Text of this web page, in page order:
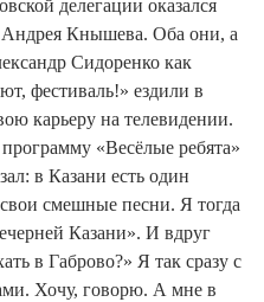
делегации оказался
Кнышева. Оба они, а
Сидоренко как
фестиваль!» ­ездили в
карьеру на телевидении.
«Весёлые ребята»
в Казани есть один
смешные песни. Я тогда
Казани». И вдруг
в Габрово?» Я так сразу с
Хочу, говорю. А мне в